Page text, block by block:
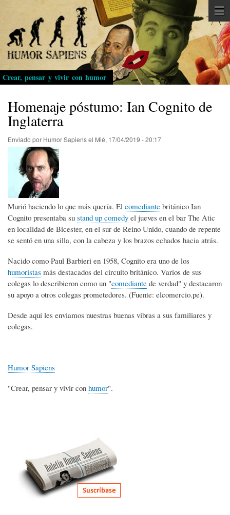
Pasar
al
contenido
principal
Crear, pensar y vivir con humor
Homenaje póstumo: Ian Cognito de
Inglaterra
Enviado por Humor Sapiensel Mié, 17/04/2019 - 20:17
Murió haciendo lo que más quería. El comediante británico Ian
Cognito presentaba su stand up comedy el jueves en el bar The Atic
en localidad de Bicester, en el sur de Reino Unido, cuando de repente
se sentó en una silla, con la cabeza y los brazos echados hacia atrás.
Nacido como Paul Barbieri en 1958, Cognito era uno de los
humoristas más destacados del circuito británico. Varios de sus
colegas lo describieron como un "comediante de verdad" y destacaron
su apoyo a otros colegas prometedores. (Fuente: elcomercio.pe).
Desde aquí les enviamos nuestras buenas vibras a sus familiares y
colegas.
Humor Sapiens
"Crear, pensar y vivir con humor".